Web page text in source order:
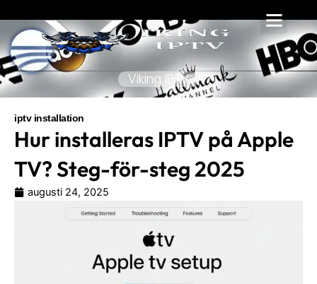
innehåll
Viking IPTV
iptv installation
Hur installeras IPTV på Apple
TV? Steg-för-steg 2025
augusti 24, 2025